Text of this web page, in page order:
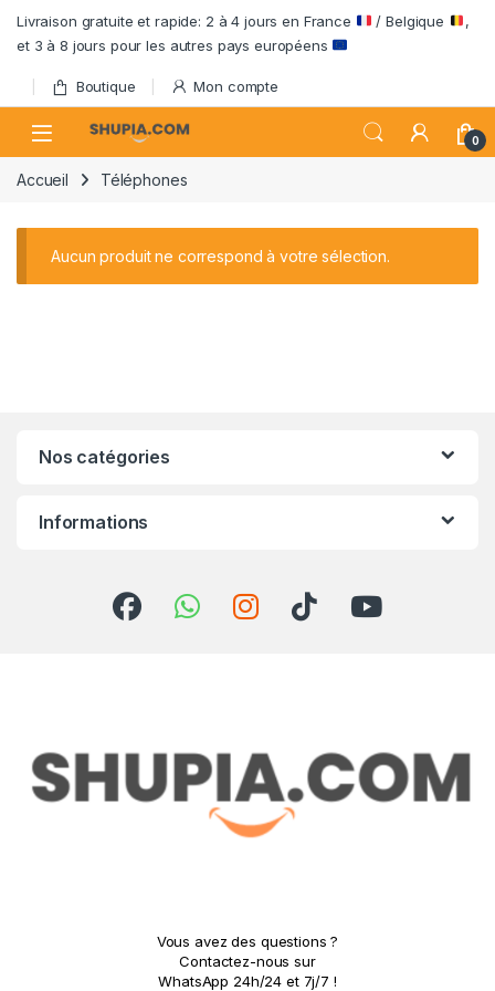
Livraison gratuite et rapide: 2 à 4 jours en France / Belgique
,
et 3 à 8 jours pour les autres pays européens
Boutique Mon compte
Open 0
Accueil Téléphones
Aucun produit ne correspond à votre sélection.
Nos catégories
Informations
Vous avez des questions ?
Contactez-nous sur
WhatsApp 24h/24 et 7j/7 !